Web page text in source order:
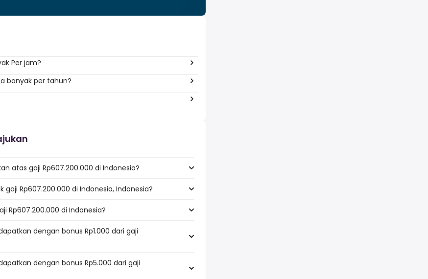
Per jam?
banyak per tahun?
atas gaji Rp607.200.000 di Indonesia?
Rp607.200.000 di Indonesia, Indonesia?
Rp607.200.000 di Indonesia?
dengan bonus Rp1.000 dari gaji
dengan bonus Rp5.000 dari gaji